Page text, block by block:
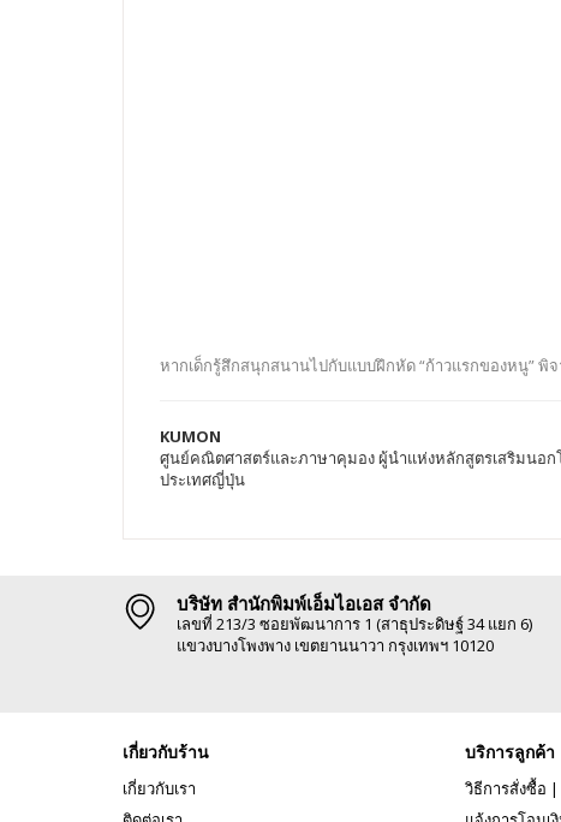
หากเด็กรู้สึกสนุกสนานไปกับแบบฝึกหัด “ก้าวแรกของหนู” พิ
KUMON
ศูนย์คณิตศาสตร์และภาษาคุมอง ผู้นำแห่งหลักสูตรเสริมนอก
ประเทศญี่ปุ่น
บริษัท สำนักพิมพ์เอ็มไอเอส จำกัด
เลขที่ 213/3 ซอยพัฒนาการ 1 (สาธุประดิษฐ์ 34 แยก 6)
แขวงบางโพงพาง เขตยานนาวา กรุงเทพฯ 10120
เกี่ยวกับร้าน
เกี่ยวกับเรา
บริการลูกค้า
วิธีการสั่งซื้อ |